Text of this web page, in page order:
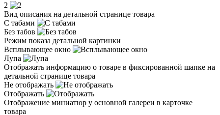
2
Вид описания на детальной странице товара
С табами
Без табов
Режим показа детальной картинки
Всплывающее окно
Лупа
Отображать информацию о товаре в фиксированной шапке на
детальной странице товара
Не отображать
Отображать
Отображение миниатюр у основной галереи в карточке
товара